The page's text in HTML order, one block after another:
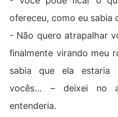
ofereceu, como eu sabia
- Não quero atrapalhar
finalmente virando meu
sabia que ela estaria
vocês... – deixei no
entenderia.